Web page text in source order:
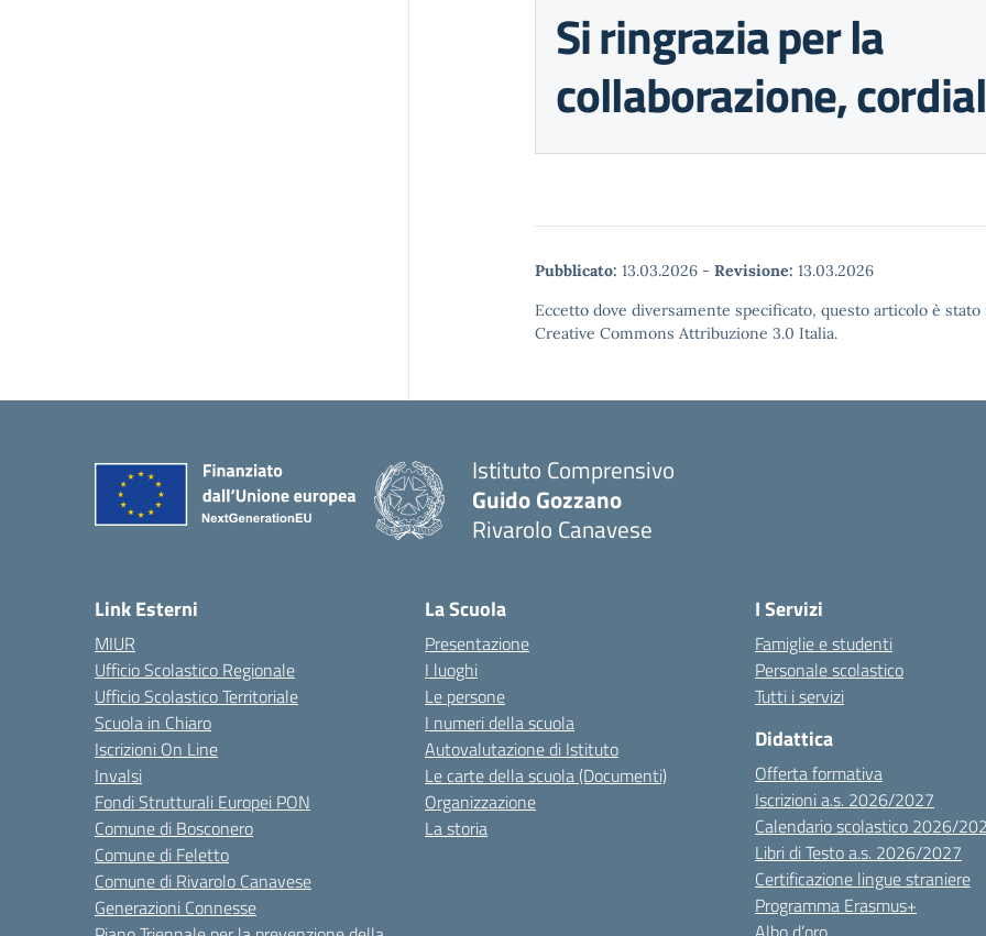
Si ringrazia per la
collaborazione,
Pubblicato: 13.03.2026 - Revisione: 13.03.2026
Eccetto dove diversamente specificato, questo articolo è
Creative Commons Attribuzione 3.0 Italia.
Istituto Comprensivo
Guido Gozzano
Rivarolo Canavese
Link Esterni
MIUR
Ufficio Scolastico Regionale
Ufficio Scolastico Territoriale
Scuola in Chiaro
Iscrizioni On Line
Invalsi
Fondi Strutturali Europei PON
Comune di Bosconero
Comune di Feletto
Comune di Rivarolo Canavese
Generazioni Connesse
La Scuola
Presentazione
I luoghi
Le persone
I numeri della scuola
Autovalutazione di Istituto
Le carte della scuola (Documenti)
Organizzazione
La storia
I Servizi
Famiglie e studenti
Personale scolastico
Tutti i servizi
Didattica
Offerta formativa
Iscrizioni a.s. 2026/2027
Calendario scolastico 2026/
Libri di Testo a.s. 2026/2027
Certificazione lingue straniere
Programma Erasmus+